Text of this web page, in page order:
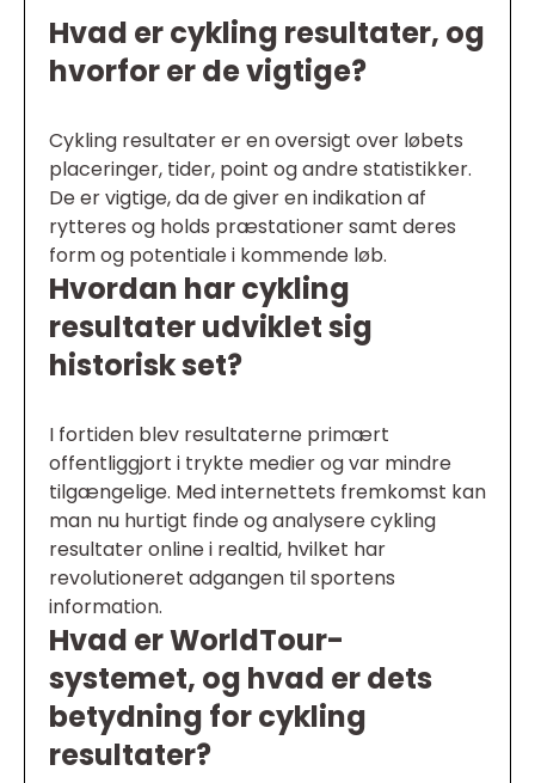
Hvad er cykling resultater, og
hvorfor er de vigtige?
Cykling resultater er en oversigt over løbets
placeringer, tider, point og andre statistikker.
De er vigtige, da de giver en indikation af
rytteres og holds præstationer samt deres
form og potentiale i kommende løb.
Hvordan har cykling
resultater udviklet sig
historisk set?
I fortiden blev resultaterne primært
offentliggjort i trykte medier og var mindre
tilgængelige. Med internettets fremkomst kan
man nu hurtigt finde og analysere cykling
resultater online i realtid, hvilket har
revolutioneret adgangen til sportens
information.
Hvad er WorldTour-
systemet, og hvad er dets
betydning for cykling
resultater?